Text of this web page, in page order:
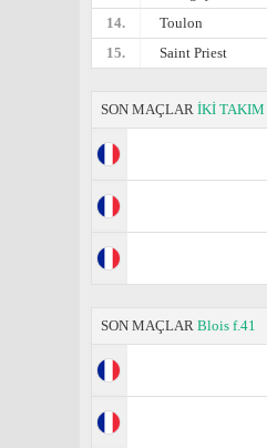
14.
Toulon
15.
Saint Priest
SON MAÇLAR İKİ TAKIM
SON MAÇLAR Blois f.41